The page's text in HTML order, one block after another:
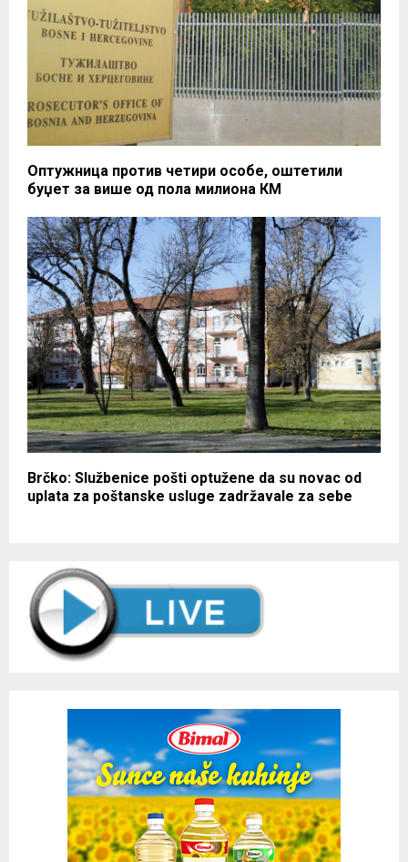
Оптужница против четири особе, оштетили
буџет за више од пола милиона КМ
Brčko: Službenice pošti optužene da su novac od
uplata za poštanske usluge zadržavale za sebe